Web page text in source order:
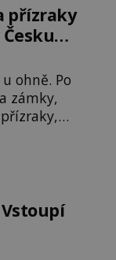
někteří z
přízraky
ohně. Po
zámky,
opakující